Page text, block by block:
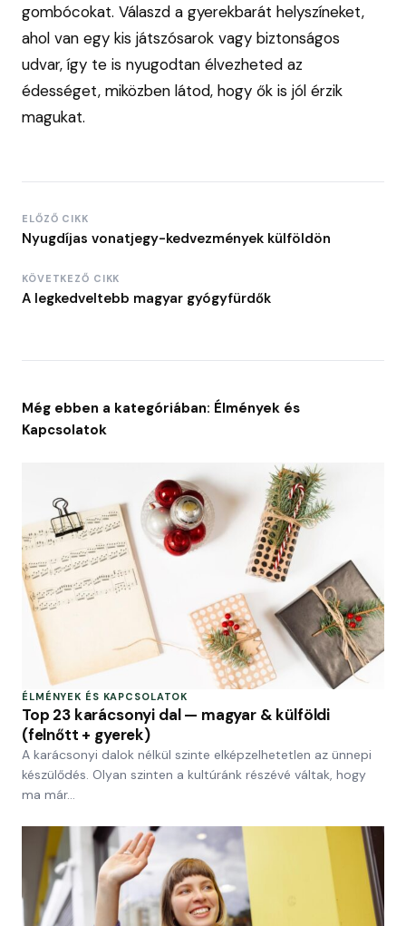
gombócokat. Válaszd a gyerekbarát helyszíneket,
ahol van egy kis játszósarok vagy biztonságos
udvar, így te is nyugodtan élvezheted az
édességet, miközben látod, hogy ők is jól érzik
magukat.
ELŐZŐ CIKK
Nyugdíjas vonatjegy-kedvezmények külföldön
KÖVETKEZŐ CIKK
A legkedveltebb magyar gyógyfürdők
Még ebben a kategóriában: Élmények és
Kapcsolatok
ÉLMÉNYEK ÉS KAPCSOLATOK
Top 23 karácsonyi dal — magyar & külföldi
(felnőtt + gyerek)
A karácsonyi dalok nélkül szinte elképzelhetetlen az ünnepi
készülődés. Olyan szinten a kultúránk részévé váltak, hogy
ma már…